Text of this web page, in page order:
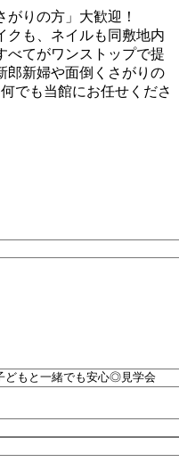
がりの方」大歓迎！
クも、ネイルも同敷地内
べてがワンストップで提
郎新婦や面倒くさがりの
でも当館にお任せくださ